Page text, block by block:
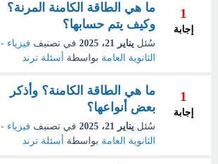
1
إجابة
ما هي الطاقة الكامنة المرنة؟
وكيف يتم حسابها؟
سُئل يناير 21، 2025 في تصنيف فيزياء -
الثانوية العامة بواسطة أسئلة ترند
1
إجابة
ما هي الطاقة الكامنة؟ وأذكر
بعض أنواعها؟
سُئل يناير 21، 2025 في تصنيف فيزياء -
الثانوية العامة بواسطة أسئلة ترند